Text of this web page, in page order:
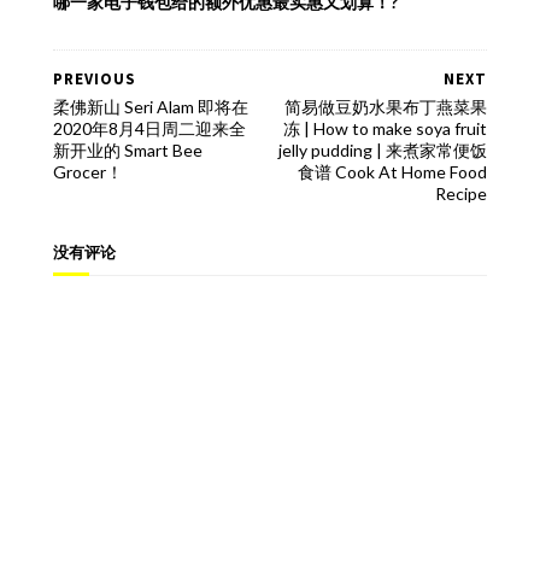
NEXT
简易做豆奶水果布丁燕菜果
冻 | How to make soya fruit
jelly pudding | 来煮家常便饭
食谱 Cook At Home Food
Recipe
PREVIOUS
柔佛新山 Seri Alam 即将在
2020年8月4日周二迎来全
新开业的 Smart Bee
Grocer！
没有评论